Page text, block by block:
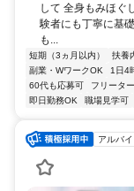
して 全身もみほぐ
験者にも丁寧に基
も...
短期（3ヵ月以内） 扶養
副業・WワークOK
1日4
60代も応募可
フリータ
即日勤務OK
職場見学可
アルバ